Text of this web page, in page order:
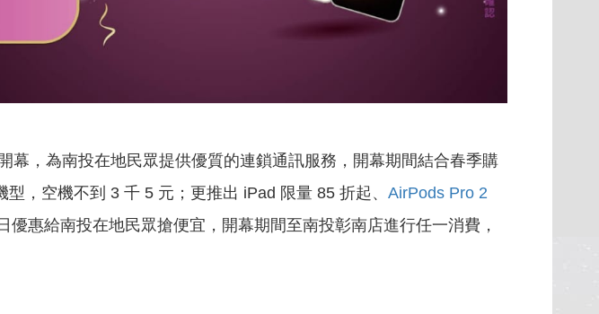
，為南投在地民眾提供優質的連鎖通訊服務，開幕期間結合春季購
，空機不到 3 千 5 元；更推出 iPad 限量 85 折起、 AirPods Pro 2
惠給南投在地民眾搶便宜，開幕期間至南投彰南店進行任一消費，